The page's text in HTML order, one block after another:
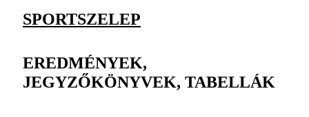
SPORTSZELEP
EREDMÉNYEK,
JEGYZŐKÖNYVEK, TABELLÁK